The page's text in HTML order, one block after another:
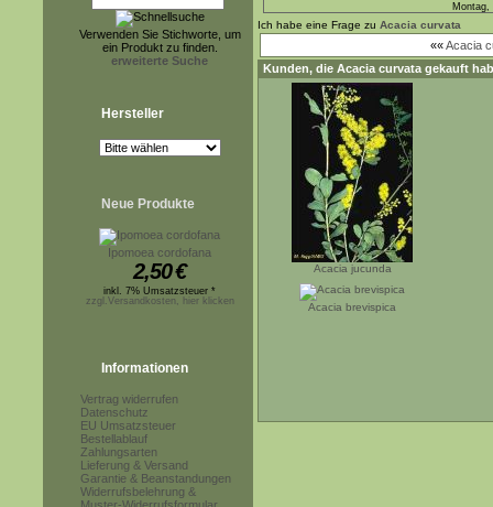
Verwenden Sie Stichworte, um
ein Produkt zu finden.
erweiterte Suche
Hersteller
Neue Produkte
Ipomoea cordofana
2,50€
inkl. 7% Umsatzsteuer *
zzgl.Versandkosten, hier klicken
Informationen
Vertrag widerrufen
Datenschutz
EU Umsatzsteuer
Bestellablauf
Zahlungsarten
Lieferung & Versand
Garantie & Beanstandungen
Widerrufsbelehrung &
Montag,
Ich habe eine Frage zu Acacia curvata
««Acacia
Kunden, die Acacia curvata gekauft
Acacia jucunda
Acacia brevispica